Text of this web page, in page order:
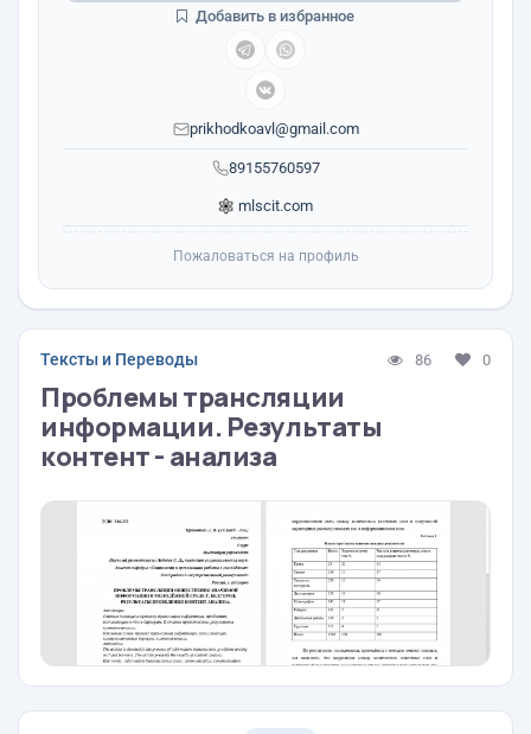
89155760597
prikhodkoavl@gmail.com
mlscit.com
Добавить в избранное
Пожаловаться на профиль
Тексты и Переводы 86 0
Проблемы трансляции
информации. Результаты
контент - анализа